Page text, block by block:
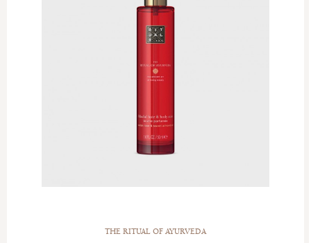
THE RITUAL OF AYURVEDA